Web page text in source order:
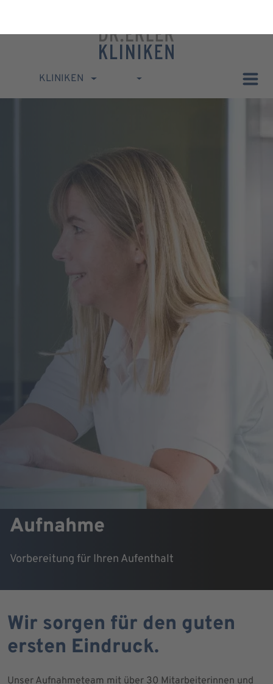
KLINIKEN
Aufnahme
Vorbereitung für Ihren Aufenthalt
Wir sorgen für den guten
ersten Eindruck.
Unser Aufnahmeteam mit über 30 Mitarbeiterinnen und